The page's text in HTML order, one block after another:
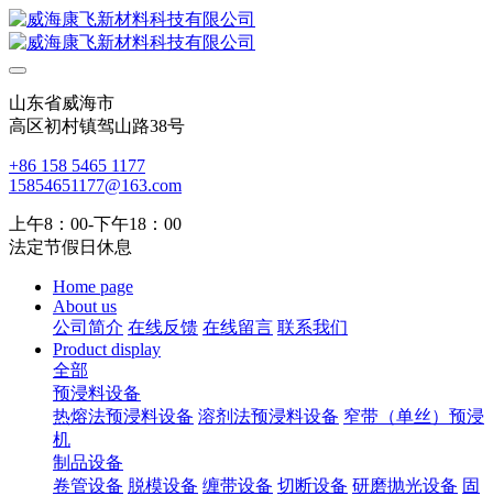
山东省威海市
高区初村镇驾山路38号
+86 158 5465 1177
15854651177@163.com
上午8：00-下午18：00
法定节假日休息
Home page
About us
公司简介 在线反馈 在线留言 联系我们
Product display
全部
预浸料设备
热熔法预浸料设备 溶剂法预浸料设备 窄带（单丝）预浸
机
制品设备
卷管设备 脱模设备 缠带设备 切断设备 研磨抛光设备 固